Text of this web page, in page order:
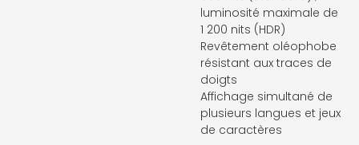
luminosité maximale de
1 200 nits (HDR)
Revêtement oléophobe
résistant aux traces de
doigts
Affichage simultané de
plusieurs langues et jeux
de caractères